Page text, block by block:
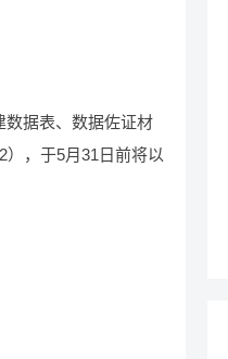
数据表、数据佐证材
，于5月31日前将以